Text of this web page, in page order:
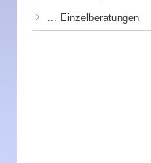
... Einzelberatungen